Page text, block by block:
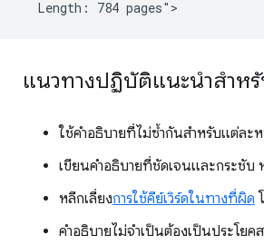
แนวทางปฏิบัติแนะนำสำหรั
ใช้คำอธิบายที่ไม่ซ้ำกันสำหรับแต่ละ
เขียนคำอธิบายที่ชัดเจนและกระชับ
หลีกเลี่ยงการใช้คีย์เวิร์ดในทางที่ผิด
คำอธิบายไม่จำเป็นต้องเป็นประโยค